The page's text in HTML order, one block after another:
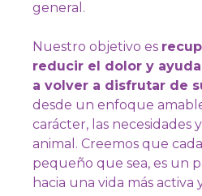
general.
Nuestro objetivo es
reducir el dolor y
a volver a disfrutar de
desde un enfoque
carácter, las necesidades
animal. Creemos que
pequeño que sea, es un
hacia una vida más activa